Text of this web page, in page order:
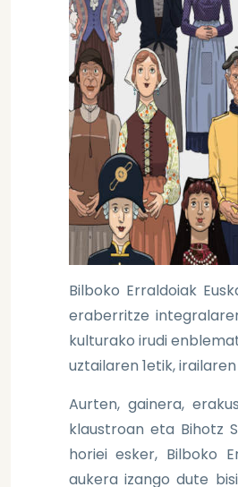
Bilboko Erraldoiak
eraberritze
kulturako irudi
uztailaren 1etik,
Aurten, gainera,
klaustroan eta Bihotz
horiei esker, Bilboko
aukera izango dute